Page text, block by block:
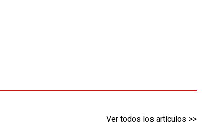
Ver todos los artículos